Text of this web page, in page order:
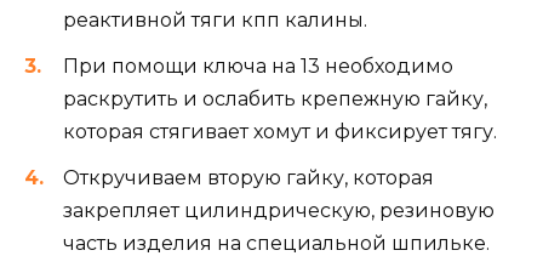
реактивной тяги кпп калины.
При помощи ключа на 13 необходимо
раскрутить и ослабить крепежную гайку,
которая стягивает хомут и фиксирует тягу.
Откручиваем вторую гайку, которая
закрепляет цилиндрическую, резиновую
часть изделия на специальной шпильке.